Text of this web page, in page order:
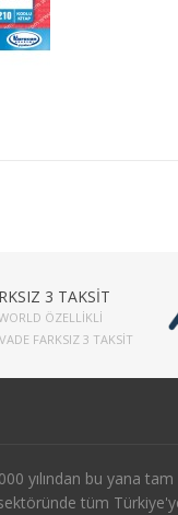
3 TAKSİT
ÖZELLIKLI
FARKSIZ 3 TAKSIT
yılından bu yana
tüm